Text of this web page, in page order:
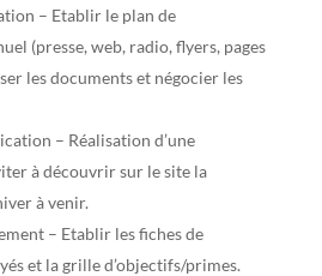
– Etablir le plan de
(presse, web, radio, flyers, pages
les documents et négocier les
– Réalisation d’une
à découvrir sur le site la
à venir.
– Etablir les fiches de
et la grille d’objectifs/primes.